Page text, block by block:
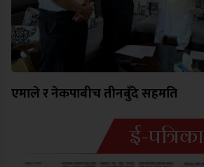
एमाले र नेकपाबीच तीनबुँदे सहमति
ई-पत्रिका